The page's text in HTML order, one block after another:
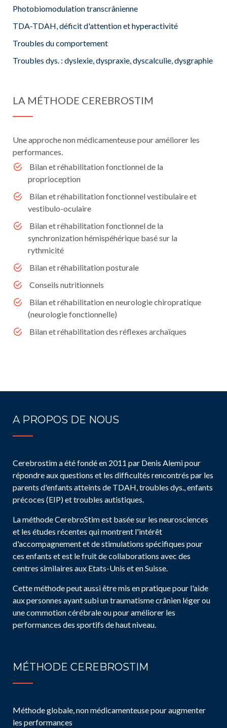
Photobiomodulation transcrânienne
TDA-TDAH, déficit d'attention et hyperactivité
Troubles du comportement
Troubles dys. : dyslexie, dyspraxie, dyscalculie, dysgraphie
LA MÉTHODE CEREBROSTIM
Une approche non médicamenteuse pour améliorer les
performances.
Bilan et réhabilitation fonctionnel de la
proprioception
Bilan et réhabilitation fonctionnel vestibulaire et
vestibulo-oculaire
Bilan et réhabilitation fonctionnel de la
synchronization hémispéhérique basé sur la
rythmicité
Bilan et réhabilitation posturale
Conseils nutritionnels
Bilan et réhabilitation en neurologie chiropratique
(neurologie fonctionnelle)
Bilan et réhabilitation des réflexes archaïques
A PROPOS DE NOUS
Cerebrostim a été fondé en 2011 par Denis Alemi pour
répondre aux questions et les difficultés rencontrés par les
parents d'enfants atteints de TDAH, troubles dys., enfants
précoces (EIP) et troubles autistiques.
La méthode CerebroStim est basée sur les neurosciences
et les études récentes qui montrent l'intérêt
d'accompagnement et de stimulations spécifiques pour
ces enfants et est le fruit de collaborations avec des
centres similaires aux Etats-Unis et en Suisse.
Cette méthode peut aussi être mis en pratique pour l'aide
aux personnes ayant subi un traumatisme crânien léger ou
une commotion cérébrale ou pour améliorer les
performances des sportifs de haut niveau.
MÉTHODE CEREBROSTIM
Méthode globale, non médicamenteuse pour augmenter
les performances